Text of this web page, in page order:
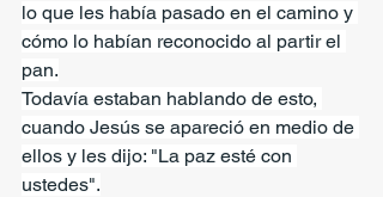
lo que les había pasado en el camino y
cómo lo habían reconocido al partir el
pan.
Todavía estaban hablando de esto,
cuando Jesús se apareció en medio de
ellos y les dijo: "La paz esté con
ustedes".